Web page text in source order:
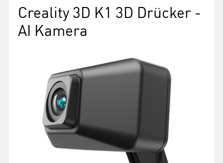
Creality 3D K1 3D Drücker -
AI Kamera